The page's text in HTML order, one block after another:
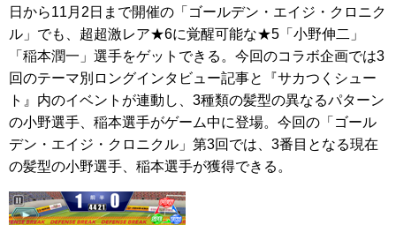
日から11月2日まで開催の「ゴールデン・エイジ・クロニク
ル」でも、超超激レア★6に覚醒可能な★5「小野伸二」
「稲本潤一」選手をゲットできる。今回のコラボ企画では3
回のテーマ別ロングインタビュー記事と『サカつくシュー
ト』内のイベントが連動し、3種類の髪型の異なるパターン
の小野選手、稲本選手がゲーム中に登場。今回の「ゴール
デン・エイジ・クロニクル」第3回では、3番目となる現在
の髪型の小野選手、稲本選手が獲得できる。